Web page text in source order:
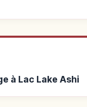
à Lac Lake Ashi